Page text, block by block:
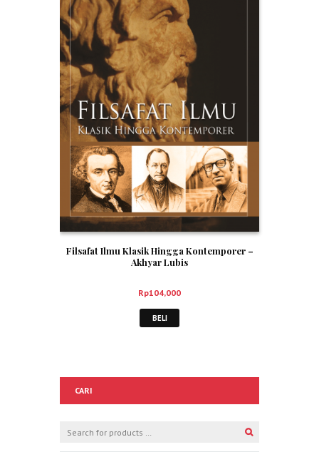
Filsafat Ilmu Klasik Hingga Kontemporer –
Akhyar Lubis
Rp104,000
BELI
CARI